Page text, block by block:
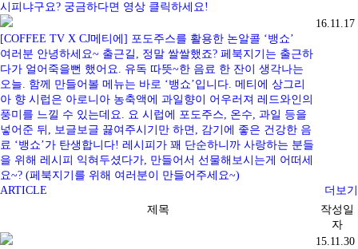
시피냐구요? 궁금하다면 영상 클릭하세요!
[COFFEE TV X CJ메티에] 포도주스를 활용한 논알콜 ‘뱅쇼’
여러분 안녕하세요~ 출근길, 정말 쌀쌀했죠? 페북지기는 출근하
다가 얼어죽을뻔 했어요. 유독 따뜻~한 음료 한 잔이 생각나는
오늘. 함께 만들어볼 메뉴는 바로 ‘뱅쇼’입니다. 메티에 상그리
아 향 시럽은 아로니아 농축액에 과일향이 어우러져 레드와인의
풍미를 느낄 수 있는데요. 요 시럽에 포도주스, 온수, 과일 등을
넣어준 뒤, 보글보글 끓여주시기만 하면, 감기에 좋은 건강한 음
료 ‘뱅쇼’가 탄생합니다! 레시피가 꽤 단순하니까 사랑하는 분들
을 위해 레시피 익혀두셨다가, 만들어서 선물해보시는게 어떠세
요~? (페북지기를 위해 여러분이 만들어주세요~)
16.11.17
ARTICLE
더보기
제목
작성일
자
15.11.30